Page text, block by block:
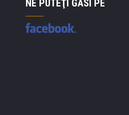
NE PUTEŢI GĂSI PE